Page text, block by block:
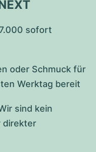
sofort
oder Schmuck für
Werktag bereit
sind kein
direkter